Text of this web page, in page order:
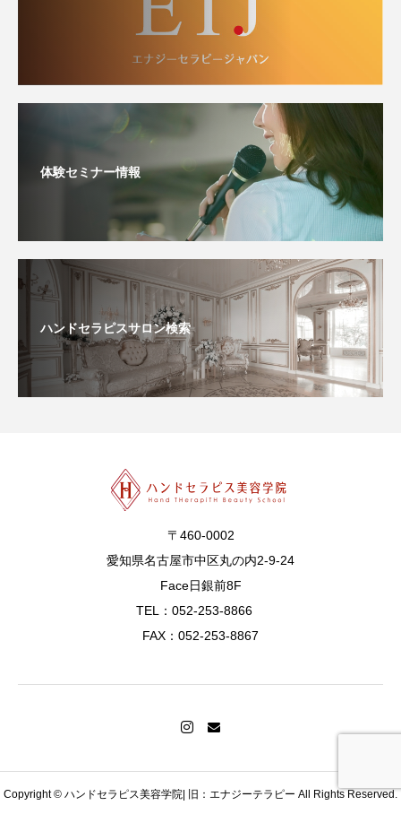
体験セミナー情報
ハンドセラピスサロン検索
〒460-0002
愛知県名古屋市中区丸の内2-9-24
Face日銀前8F
TEL：052-253-8866
FAX：052-253-8867
Copyright © ハンドセラピス美容学院| 旧：エナジーテラピー All Rights Reserved.
会員ログイン